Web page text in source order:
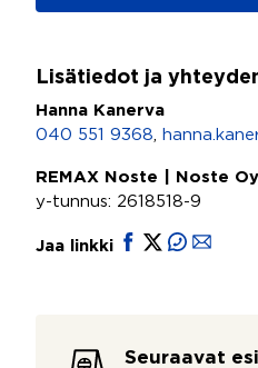
Lisätiedot ja
Hanna Kanerva
040 551 9368
REMAX Noste | Noste
y-tunnus: 2618518-9
Jaa linkki
Seuraavat